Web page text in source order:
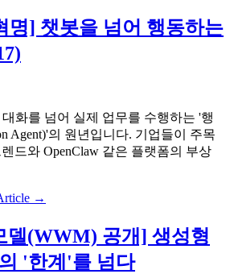
명] 챗봇을 넘어 행동하는
화를 넘어 실제 업무를 수행하는 '행
Agent)'의 원년입니다. 기업들이 주목
드와 OpenClaw 같은 플랫폼의 부상
→
델(WWM) 공개] 생성형
'한계'를 넘다